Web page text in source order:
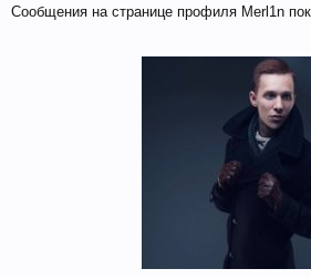
Сообщения на странице профиля Merl1n